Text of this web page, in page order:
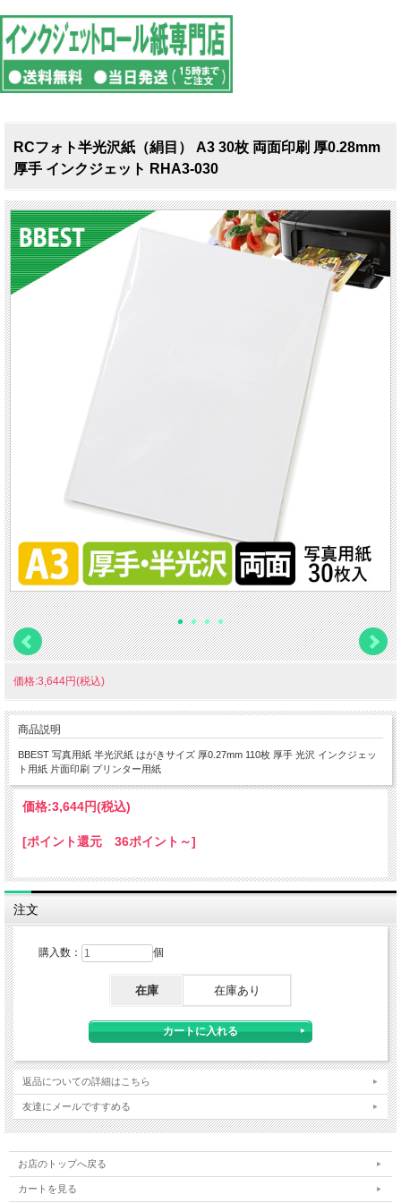
RCフォト半光沢紙（絹目） A3 30枚 両面印刷 厚0.28mm
厚手 インクジェット RHA3-030
価格:3,644円(税込)
商品説明
BBEST 写真用紙 半光沢紙 はがきサイズ 厚0.27mm 110枚 厚手 光沢 インクジェッ
ト用紙 片面印刷 プリンター用紙
価格:3,644円(税込)
[ポイント還元 36ポイント～]
注文
購入数： 個
在庫 在庫あり
返品についての詳細はこちら
友達にメールですすめる
お店のトップへ戻る
カートを見る